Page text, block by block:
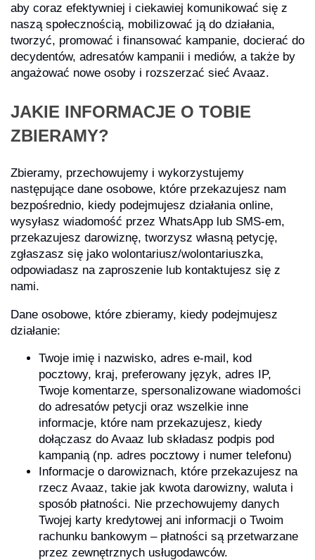
aby coraz efektywniej i ciekawiej komunikować się z
naszą społecznością, mobilizować ją do działania,
tworzyć, promować i finansować kampanie, docierać do
decydentów, adresatów kampanii i mediów, a także by
angażować nowe osoby i rozszerzać sieć Avaaz.
JAKIE INFORMACJE O TOBIE
ZBIERAMY?
Zbieramy, przechowujemy i wykorzystujemy
następujące dane osobowe, które przekazujesz nam
bezpośrednio, kiedy podejmujesz działania online,
wysyłasz wiadomość przez WhatsApp lub SMS-em,
przekazujesz darowiznę, tworzysz własną petycję,
zgłaszasz się jako wolontariusz/wolontariuszka,
odpowiadasz na zaproszenie lub kontaktujesz się z
nami.
Dane osobowe, które zbieramy, kiedy podejmujesz
działanie:
Twoje imię i nazwisko, adres e-mail, kod
pocztowy, kraj, preferowany język, adres IP,
Twoje komentarze, spersonalizowane wiadomości
do adresatów petycji oraz wszelkie inne
informacje, które nam przekazujesz, kiedy
dołączasz do Avaaz lub składasz podpis pod
kampanią (np. adres pocztowy i numer telefonu)
Informacje o darowiznach, które przekazujesz na
rzecz Avaaz, takie jak kwota darowizny, waluta i
sposób płatności. Nie przechowujemy danych
Twojej karty kredytowej ani informacji o Twoim
rachunku bankowym – płatności są przetwarzane
przez zewnętrznych usługodawców.